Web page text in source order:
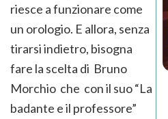
riesce a funzionare come
un orologio. E allora, senza
tirarsi indietro, bisogna
fare la scelta di Bruno
Morchio che con il suo “La
badante e il professore”